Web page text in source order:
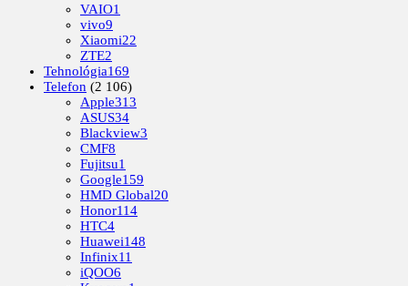
VAIO1
vivo9
Xiaomi22
ZTE2
Tehnológia169
Telefon (2 106)
Apple313
ASUS34
Blackview3
CMF8
Fujitsu1
Google159
HMD Global20
Honor114
HTC4
Huawei148
Infinix11
iQOO6